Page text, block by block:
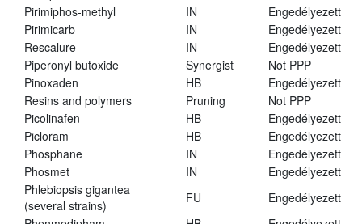
Pirimiphos-methyl IN
Engedélyezett
Pirimicarb
IN
Engedélyezett
Rescalure
IN
Engedélyezett
Piperonyl butoxide
Synergist
Not PPP
Pinoxaden
HB
Engedélyezett
Resins and polymers
Pruning
Not PPP
Picolinafen
HB
Engedélyezett
Picloram
HB
Engedélyezett
Phosphane
IN
Engedélyezett
Phosmet
IN
Engedélyezett
Phlebiopsis gigantea
(several strains)
FU
Engedélyezett